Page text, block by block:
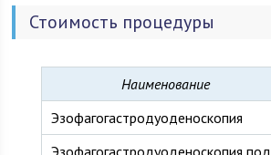
Стоимость процедуры
Наименование
Эзофагогастродуоденоскопия
Эзофагогастродуоденоскопия под